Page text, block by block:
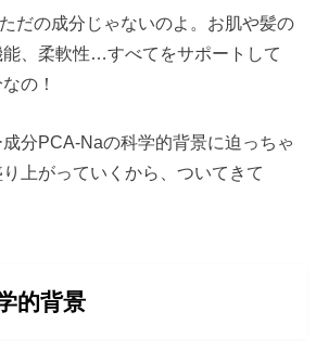
だの成分じゃないのよ。お肌や髪の
能、柔軟性…すべてをサポートして
の！
分PCA-Naの科学的背景に迫っちゃ
上がっていくから、ついてきて
的背景